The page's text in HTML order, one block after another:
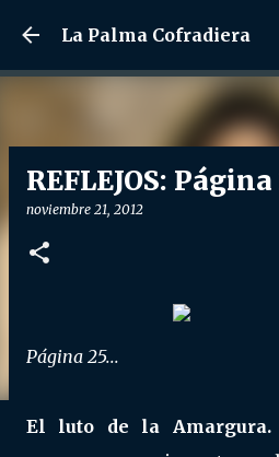
Ir al contenido
La Palma Cofradiera
REFLEJOS: Página
noviembre 21, 2012
Página 25...
El luto de la Amargura.